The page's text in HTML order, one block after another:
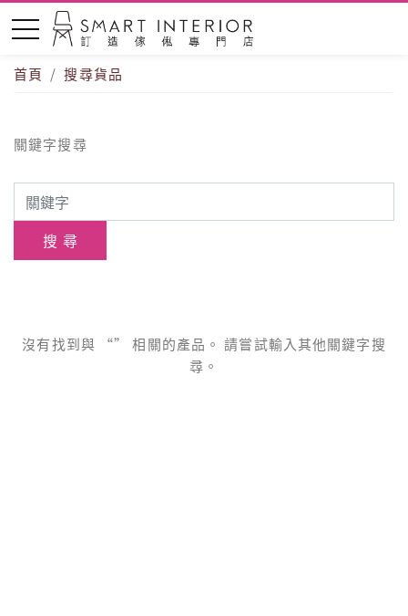
首頁 搜尋貨品
關鍵字搜尋
沒有找到與 “” 相關的產品。 請嘗試輸入其他關鍵字搜
尋。